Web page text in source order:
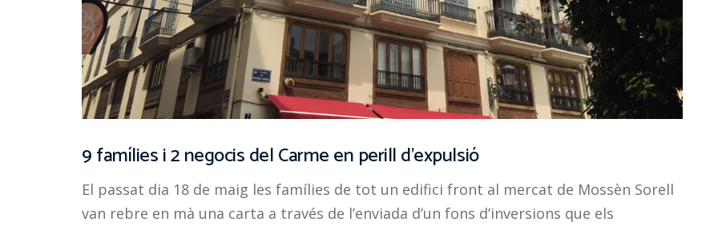
9 famílies i 2 negocis del Carme en perill d’expulsió
El passat dia 18 de maig les famílies de tot un edifici front al mercat de Mossèn Sorell
van rebre en mà una carta a través de l’enviada d’un fons d’inversions que els